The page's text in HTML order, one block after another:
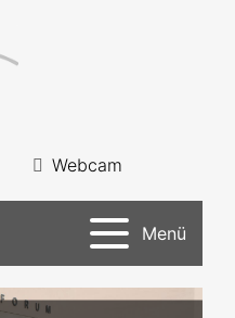
Webcam
Menü